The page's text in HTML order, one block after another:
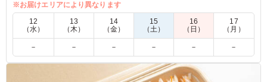
4.5
お腹をすかせた猛獣の様な若手男性スタッフが、もくもく
と食べている姿を見受けました。若い子には、これくらい
のボリュームが必要なんだなぁと思いました。食べ終わっ
た後感想聞いてみると、とても満足ですとのご意見でし
※お届けエリアにより異なります
12
（水）
13
（木）
14
（金）
15
（土）
16
（日）
17
（月）
－ － － － － －